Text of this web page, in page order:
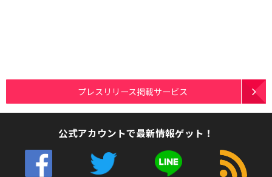
プレスリリース掲載サービス
公式アカウントで最新情報ゲット！